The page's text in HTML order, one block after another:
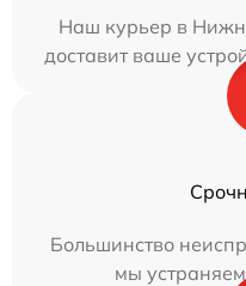
Наш курьер в
доставит ваше
Большинство
мы